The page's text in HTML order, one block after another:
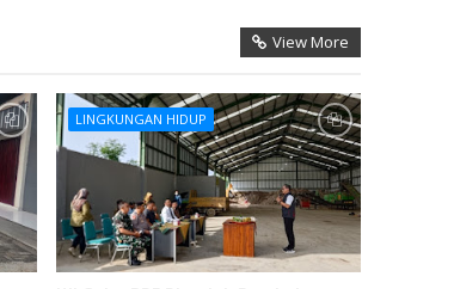
View More
LINGKUNGAN HIDUP